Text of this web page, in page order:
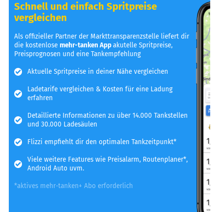
Schnell und einfach Spritpreise
vergleichen
Als offizieller Partner der Markttransparenzstelle liefert dir
die kostenlosemehr-tanken Appakutelle Spritpreise,
Preisprognosen und eine Tankempfehlung
Aktuelle Spritpreise in deiner Nähe vergleichen
Ladetarife vergleichen & Kosten für eine Ladung
erfahren
Detaillierte Informationen zu über 14.000 Tankstellen
und 30.000 Ladesäulen
Flizzi empfiehlt dir den optimalen Tankzeitpunkt*
Viele weitere Features wie Preisalarm, Routenplaner*,
Android Auto uvm.
*aktives mehr-tanken+ Abo erforderlich